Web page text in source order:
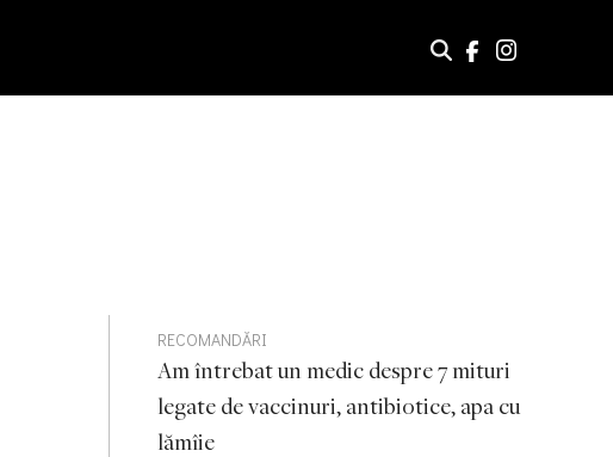
RECOMANDĂRI
Am întrebat un medic despre 7 mituri
legate de vaccinuri, antibiotice, apa cu
lămîie